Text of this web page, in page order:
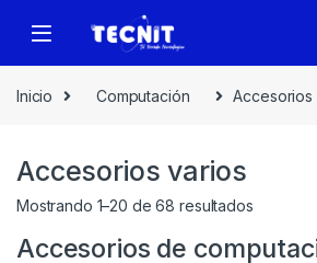
Inicio Computación Accesorios
Accesorios varios
Mostrando 1–20 de 68 resultados
Accesorios de